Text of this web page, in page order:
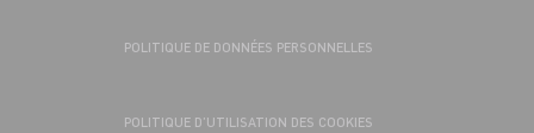
POLITIQUE DE DONNÉES PERSONNELLES
POLITIQUE D’UTILISATION DES COOKIES